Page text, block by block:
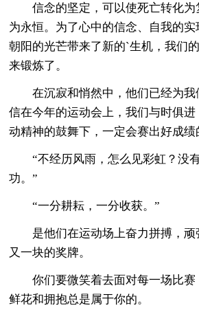
信念的坚定，可以使死亡转化为
为永恒。为了心中的信念、自我的
朝阳的光芒带来了新的`生机，我们
来锻炼了。
在沉寂和悄然中，他们已经为我
信在今年的运动会上，我们与时俱
动精神的鼓舞下，一定会赛出好成绩
“不经历风雨，怎么见彩虹？没
功。”
“一分耕耘，一分收获。”
是他们在运动场上奋力拼搏，顽
又一块的奖牌。
你们要微笑着去面对每一场比赛
鲜花和拥抱总是属于你的。